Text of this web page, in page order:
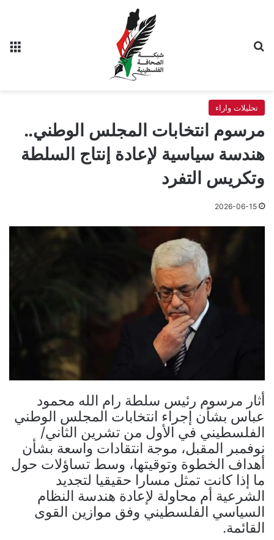
تحليلات واراء
مرسوم انتخابات المجلس الوطني..
هندسة سياسية لإعادة إنتاج السلطة
وتكريس التفرد
2026-06-15
أثار مرسوم رئيس سلطة رام الله محمود
عباس بشأن إجراء انتخابات المجلس الوطني
الفلسطيني في الأول من تشرين الثاني/
نوفمبر المقبل، موجة انتقادات واسعة بشأن
أهداف الخطوة وتوقيتها، وسط تساؤلات حول
ما إذا كانت تمثل مسارا حقيقيا لتجديد
الشرعية أم محاولة لإعادة هندسة النظام
السياسي الفلسطيني وفق موازين القوى
القائمة.